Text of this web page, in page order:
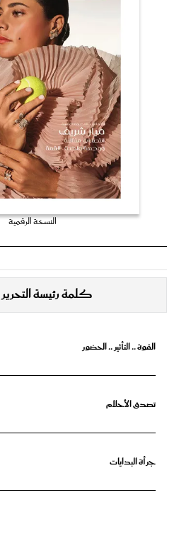
النسخة الرقمية
كلمة رئيسة التحرير
القوة .. التأثير .. الحضور
تصدق الأحلام
جرأة البدايات